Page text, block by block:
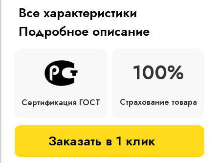
Все характеристики
Подробное описание
Сертификация ГОСТ
100%
Страхование товара
Заказать в 1 клик